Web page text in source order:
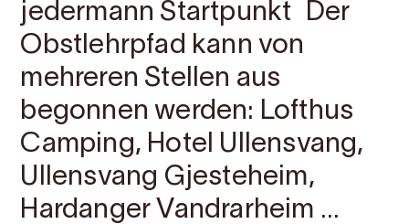
jedermann Startpunkt Der
Obstlehrpfad kann von
mehreren Stellen aus
begonnen werden: Lofthus
Camping, Hotel Ullensvang,
Ullensvang Gjesteheim,
Hardanger Vandrarheim ...